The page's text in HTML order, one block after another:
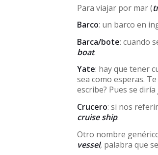
Para viajar por mar (
Barco: un barco en
Barca/bote: cuando
boat.
Yate: hay que tener
sea como esperas.
escribe? Pues se diría
Crucero: si nos
cruise ship.
Otro nombre
vessel, palabra que